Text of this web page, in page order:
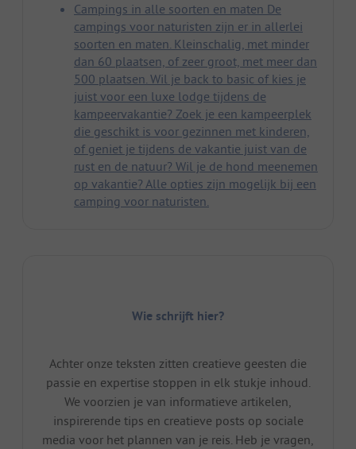
Campings in alle soorten en maten De
campings voor naturisten zijn er in allerlei
soorten en maten. Kleinschalig, met minder
dan 60 plaatsen, of zeer groot, met meer dan
500 plaatsen. Wil je back to basic of kies je
juist voor een luxe lodge tijdens de
kampeervakantie? Zoek je een kampeerplek
die geschikt is voor gezinnen met kinderen,
of geniet je tijdens de vakantie juist van de
rust en de natuur? Wil je de hond meenemen
op vakantie? Alle opties zijn mogelijk bij een
camping voor naturisten.
Wie schrijft hier?
Achter onze teksten zitten creatieve geesten die
passie en expertise stoppen in elk stukje inhoud.
We voorzien je van informatieve artikelen,
inspirerende tips en creatieve posts op sociale
media voor het plannen van je reis. Heb je vragen,